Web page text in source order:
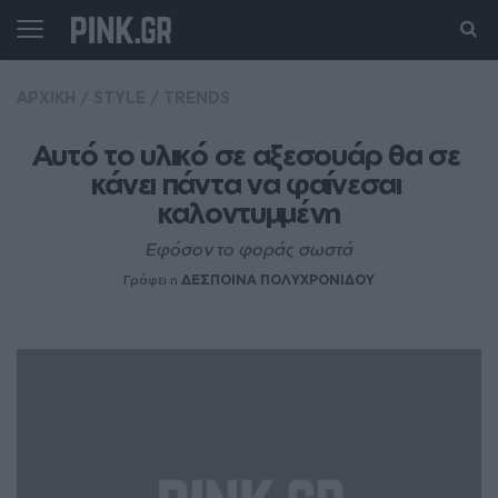
Aυτό το υλικό σε αξεσουάρ θα σε
κάνει πάντα να φαίνεσαι
καλοντυμμένη
Εφόσον το φοράς σωστά
Γράφει η ΔΕΣΠΟΙΝΑ ΠΟΛΥΧΡΟΝΙΔΟΥ